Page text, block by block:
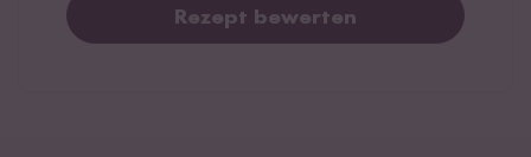
Rezept bewerten